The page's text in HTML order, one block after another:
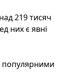
219 тисяч
них є явні
популярними